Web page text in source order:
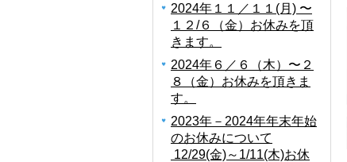
2024年１１／１１(月) 〜
１２/６（金）お休みを頂
きます。
2024年６／６（木）〜２
８（金）お休みを頂きま
す。
2023年－2024年年末年始
のお休みについて
12/29(金)～1/11(木)お休